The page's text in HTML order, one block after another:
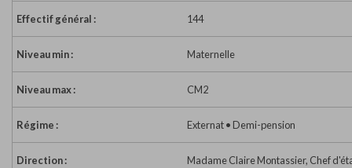
Effectif général : 144
Niveau min : Maternelle
Niveau max : CM2
Régime : Externat • Demi-pension
Direction : Madame Claire Montassier, Chef